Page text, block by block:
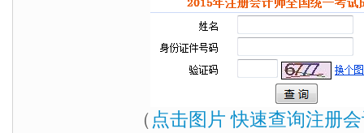
（ 点击图片 快速查询注册